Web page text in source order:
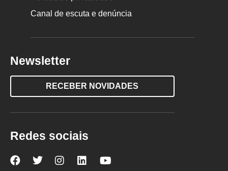
Canal de escuta e denúncia
Newsletter
RECEBER NOVIDADES
Redes sociais
NovaNova Nova Nova